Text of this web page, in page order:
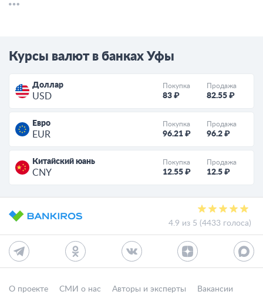
Курсы валют в банках Уфы
Доллар
USD
Покупка
83 ₽
Продажа
82.55 ₽
Евро
EUR
Покупка
96.21 ₽
Продажа
96.2 ₽
Китайский юань
CNY
Покупка
12.55 ₽
Продажа
12.5 ₽
4.9 из 5 (4433 голоса)
О проекте СМИ о нас Авторы и эксперты
Вакансии